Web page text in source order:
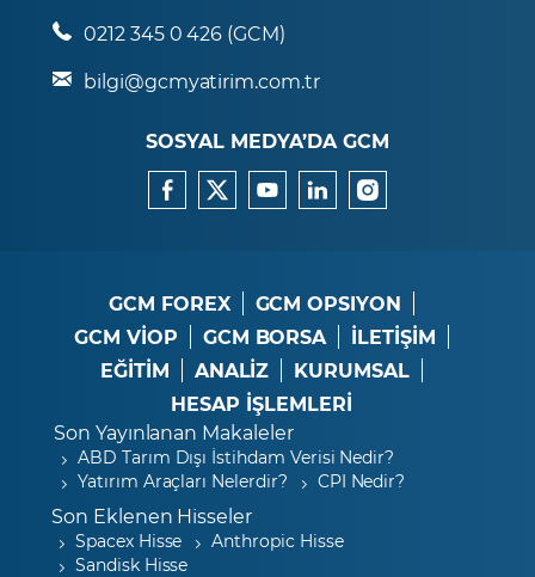
0212 345 0 426 (GCM)
bilgi@gcmyatirim.com.tr
SOSYAL MEDYA’DA GCM
GCM FOREX
GCM OPSIYON
GCM VİOP
GCM BORSA
İLETİŞİM
EĞİTİM
ANALİZ
KURUMSAL
HESAP İŞLEMLERİ
Son Yayınlanan Makaleler
ABD Tarım Dışı İstihdam Verisi Nedir?
Yatırım Araçları Nelerdir?
CPI Nedir?
Son Eklenen Hisseler
Spacex Hisse
Anthropic Hisse
Sandisk Hisse